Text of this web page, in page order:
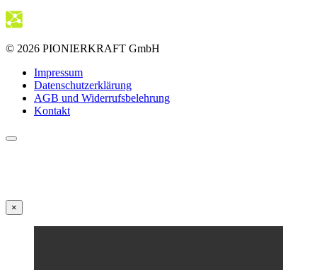
© 2026 PIONIERKRAFT GmbH
Impressum
Datenschutzerklärung
AGB und Widerrufsbelehrung
Kontakt
×